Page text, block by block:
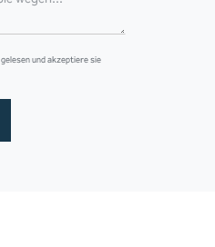
gelesen und akzeptiere sie